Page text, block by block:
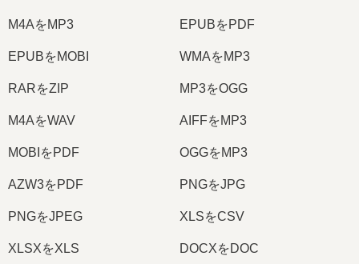
M4AをMP3 EPUBをPDF
EPUBをMOBI WMAをMP3
RARをZIP MP3をOGG
M4AをWAV AIFFをMP3
MOBIをPDF OGGをMP3
AZW3をPDF PNGをJPG
PNGをJPEG XLSをCSV
XLSXをXLS DOCXをDOC